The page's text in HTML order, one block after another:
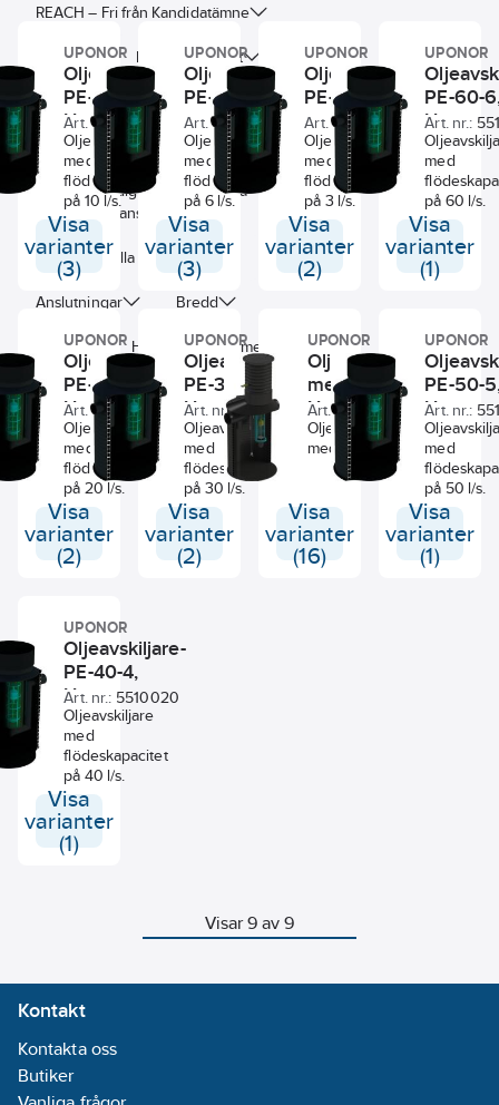
REACH – Fri från Kandidatämne
BASTA Flödeskapacitet
Kapacitet på slamavskiljare
Material brunn Material lock
Utvändig rördiameter alla
anslutningar
Dimension alla anslutningar
Anslutningar Bredd
Längd Höjd Diameter
Invändig beklädnad
UPONOR
Oljeavskiljare-
PE-10,
Uponor
Art. nr.:
5510013
Oljeavskiljare
med
flödeskapacitet
på 10 l/s.
Visa
varianter
(3)
UPONOR
Oljeavskiljare-
PE-6, Uponor
Art. nr.:
5510010
Oljeavskiljare
med
flödeskapacitet
på 6 l/s.
Visa
varianter
(3)
UPONOR
Oljeavskiljare-
PE-3, Uponor
Art. nr.:
5510008
Oljeavskiljare
med
flödeskapacitet
på 3 l/s.
Visa
varianter
(2)
UPONOR
PE-60-
Uponor
Art. nr.:
med
på 60 l/s.
Visa
varianter
(1)
UPONOR
Oljeavskiljare-
PE-20,
Uponor
Art. nr.:
5510016
Oljeavskiljare
med
flödeskapacitet
på 20 l/s.
Visa
varianter
(2)
UPONOR
Oljeavskiljare-
PE-30,
Uponor
Art. nr.: 5510019
Oljeavskiljare
med
flödeskapacitet
på 30 l/s.
Visa
varianter
(2)
UPONOR
Oljeavskiljare
med bypass,
Uponor
Art. nr.:
5510028
Oljeavskiljare
med bypass
Visa
varianter
(16)
UPONOR
PE-50-
Uponor
Art. nr.:
med
på 50 l/s.
Visa
varianter
(1)
UPONOR
Oljeavskiljare-
PE-40-4,
Uponor
Art. nr.: 5510020
Oljeavskiljare
med
flödeskapacitet
på 40 l/s.
Visa
varianter
(1)
Visar 9 av 9
Kontakt
Kontakta oss
Butiker